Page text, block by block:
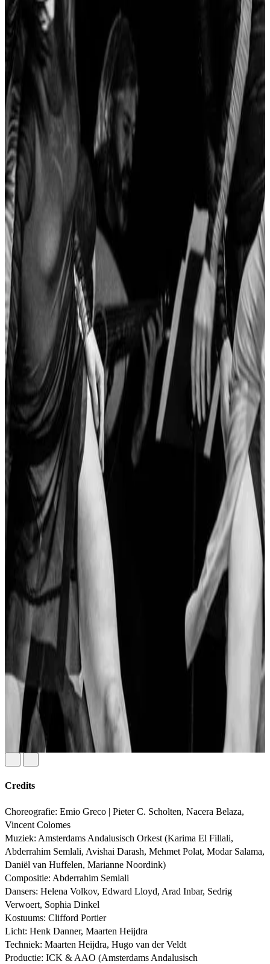
Credits
Choreografie: Emio Greco | Pieter C. Scholten, Nacera Belaza,
Vincent Colomes
Muziek: Amsterdams Andalusisch Orkest (Karima El Fillali,
Abderrahim Semlali, Avishai Darash, Mehmet Polat, Modar Salama,
Daniël van Huffelen, Marianne Noordink)
Compositie: Abderrahim Semlali
Dansers: Helena Volkov, Edward Lloyd, Arad Inbar, Sedrig
Verwoert, Sophia Dinkel
Kostuums: Clifford Portier
Licht: Henk Danner, Maarten Heijdra
Techniek: Maarten Heijdra, Hugo van der Veldt
Productie: ICK & AAO (Amsterdams Andalusisch